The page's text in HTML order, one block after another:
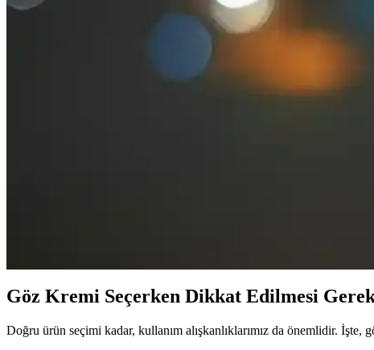
Göz Çevresi Serumu Kullanımı ve Bakım Trendleri:
Göz çevresi serumu, ince ve hassas bölgede yaşlanma belirtilerini
Göz Çevresi Torbalanmasını Önleyici Ürünler: Güncel
Göz çevresi bakımında hyaluronik asit ve kafein içeren ürünler,
Göz taşı, estetik ve kişisel bakımda önemli bir detaydır. Modern
Göz Kremi Seçerken Dikkat Edilmesi
Doğru ürün seçimi kadar, kullanım alışkanlıklarımız da önemlidir. İşte,